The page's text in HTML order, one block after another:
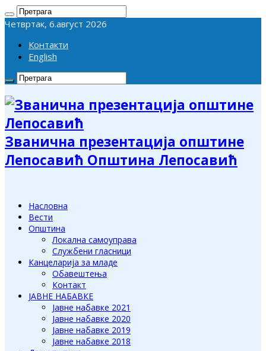
Четвртак, 6.август 2026
Контакти
English
Званична презентација општине
Лепосавић Општина Лепосавић
Насловна
Вести
Општина
Локална самоуправа
Службени гласници
Канцеларија за младе
Обавештења
Контакт
ЈАВНЕ НАБАВКЕ
Јавне набавке 2021
Јавне набавке 2020
Јавне набавке 2019
Јавне набавке 2018